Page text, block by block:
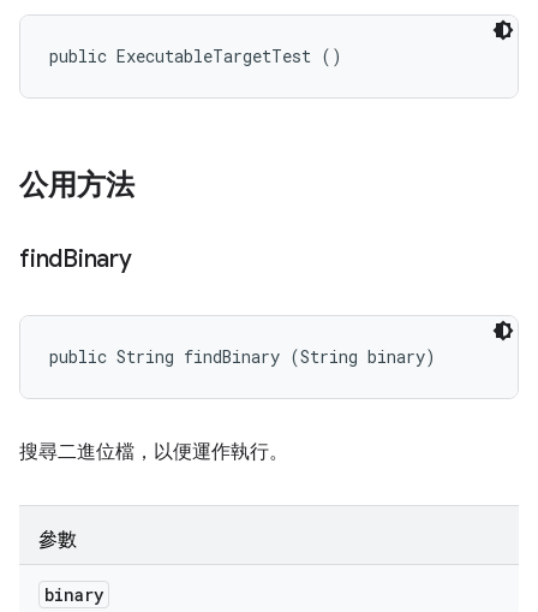
public ExecutableTargetTest ()
公用方法
findBinary
public String findBinary (String binary)
搜尋二進位檔，以便運作執行。
參數
binary